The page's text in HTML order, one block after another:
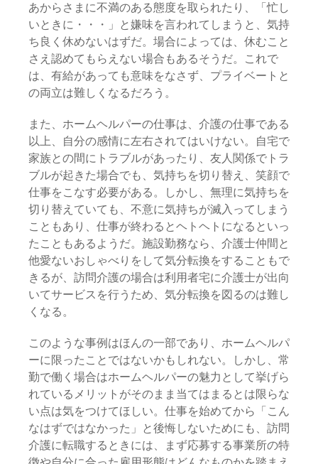
あからさまに不満のある態度を取られたり、「忙し
いときに・・・」と嫌味を言われてしまうと、気持
ち良く休めないはずだ。場合によっては、休むこと
さえ認めてもらえない場合もあるそうだ。これで
は、有給があっても意味をなさず、プライベートと
の両立は難しくなるだろう。
また、ホームヘルパーの仕事は、介護の仕事である
以上、自分の感情に左右されてはいけない。自宅で
家族との間にトラブルがあったり、友人関係でトラ
ブルが起きた場合でも、気持ちを切り替え、笑顔で
仕事をこなす必要がある。しかし、無理に気持ちを
切り替えていても、不意に気持ちが滅入ってしまう
こともあり、仕事が終わるとヘトヘトになるといっ
たこともあるようだ。施設勤務なら、介護士仲間と
他愛ないおしゃべりをして気分転換をすることもで
きるが、訪問介護の場合は利用者宅に介護士が出向
いてサービスを行うため、気分転換を図るのは難し
くなる。
このような事例はほんの一部であり、ホームヘルパ
ーに限ったことではないかもしれない。しかし、常
勤で働く場合はホームヘルパーの魅力として挙げら
れているメリットがそのまま当てはまるとは限らな
い点は気をつけてほしい。仕事を始めてから「こん
なはずではなかった」と後悔しないためにも、訪問
介護に転職するときには、まず応募する事業所の特